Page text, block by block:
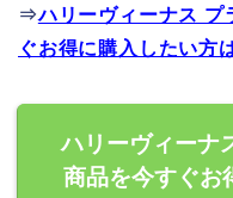
⇒ハリーヴィーナス プ
ぐお得に購入したい方
ハリーヴィーナ
商品を今すぐお